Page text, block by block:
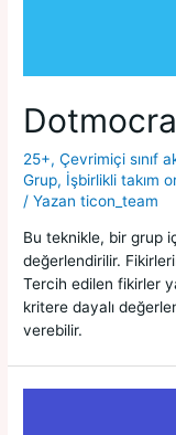
25+,Çevrimiçi sınıf
Grup, İşbirlikli takım
/ Yazan ticon_team
Bu teknikle, bir grup
değerlendirilir.
Tercih edilen fikirler
kritere dayalı
verebilir.